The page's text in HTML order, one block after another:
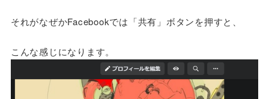
それがなぜかFacebookでは「共有」ボタンを押すと、
こんな感じになります。